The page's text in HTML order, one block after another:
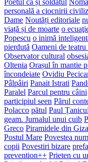
personală a ciocnirii
Dame Noutăți editoriale
viață și de moarte o
Popescu o inimă
pierdută Oameni de
Observator cultural
Oltenia Orașul în mantie
încondeiate Ovidiu
Pâlpâiri Panait Istrati
Paralel Parcul pentru câini
participiul seen Părul
Polacco pătul Paul Țanicui
geam. Jurnalul unui cuib
Greco Piramidele din Giza
Postul Mare Povestea
copii Povestiri bizare
prevention++ Prieten cu